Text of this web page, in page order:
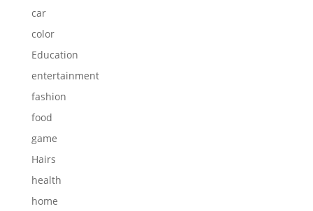
car
color
Education
entertainment
fashion
food
game
Hairs
health
home